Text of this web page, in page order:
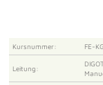
Kursnummer: FE-
Leitung: